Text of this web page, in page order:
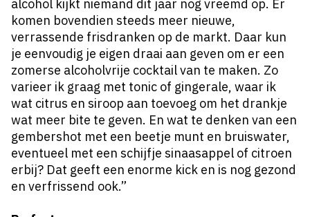
alcohol kijkt niemand dit jaar nog vreemd op. Er
komen bovendien steeds meer nieuwe,
verrassende frisdranken op de markt. Daar kun
je eenvoudig je eigen draai aan geven om er een
zomerse alcoholvrije cocktail van te maken. Zo
varieer ik graag met tonic of gingerale, waar ik
wat citrus en siroop aan toevoeg om het drankje
wat meer bite te geven. En wat te denken van een
gembershot met een beetje munt en bruiswater,
eventueel met een schijfje sinaasappel of citroen
erbij? Dat geeft een enorme kick en is nog gezond
en verfrissend ook.”